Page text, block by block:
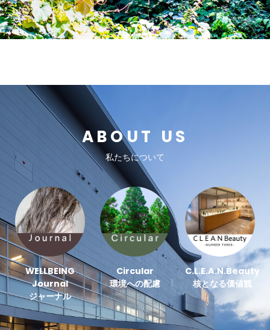
ABOUT US
私たちについて
WELLBEING
Journal
ジャーナル
Circular
環境への配慮
C.L.E.A.N.Beauty
核となる価値観